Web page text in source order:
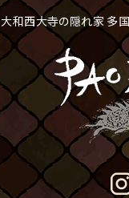
大和西大寺の隠れ家 多国